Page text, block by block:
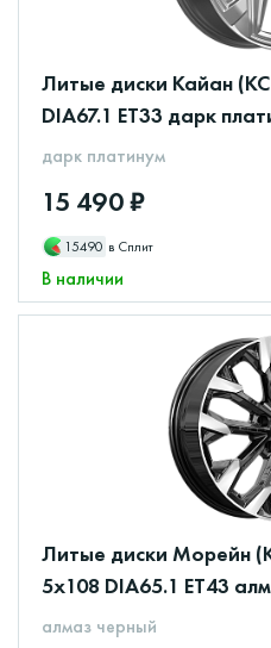
Литые диски Кайан
DIA67.1 ET33 дарк
дарк платинум
15 490 ₽
15490 в Сплит
В наличии
Литые диски Морейн
5x108 DIA65.1 ET43
алмаз черный